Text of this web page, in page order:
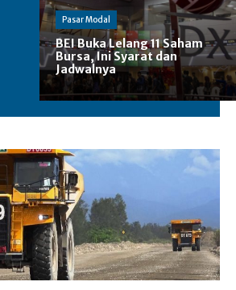
Pasar Modal
BEI Buka Lelang 11 Saham
Bursa, Ini Syarat dan
Jadwalnya